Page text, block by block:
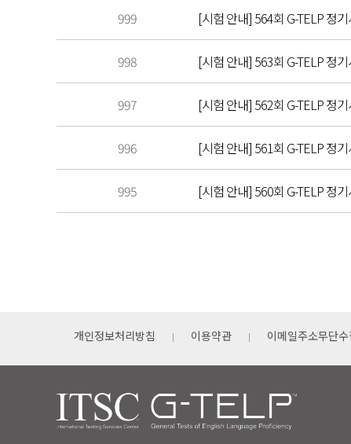
999 [시험 안내] 564회 G-TELP 정
998 [시험 안내] 563회 G-TELP 정
997 [시험 안내] 562회 G-TELP 정
996 [시험 안내] 561회 G-TELP 정
995 [시험 안내] 560회 G-TELP 정
개인정보처리방침 이용약관 이메일주소무단